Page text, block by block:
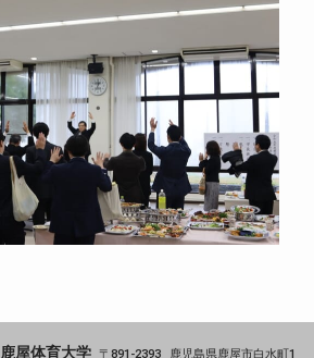
鹿屋体育大学 891-2393 鹿児島県鹿屋市白水町1